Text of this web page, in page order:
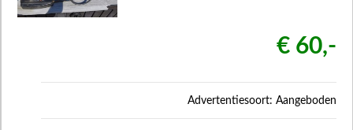
€ 60,-
Advertentiesoort: Aangeboden